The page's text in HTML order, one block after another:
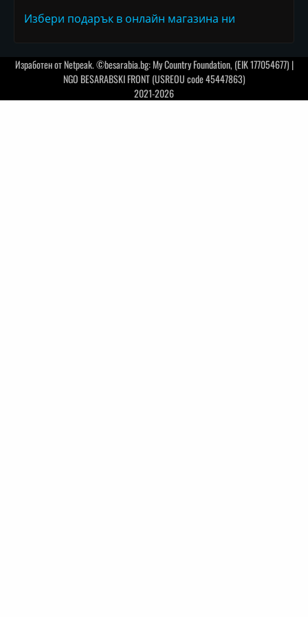
Избери подарък в онлайн магазина ни
Изработен отNetpeak. ©besarabia.bg: My Country Foundation, (EIK 177054677) |
NGO BESARABSKI FRONT (USREOU code 45447863)
2021-2026